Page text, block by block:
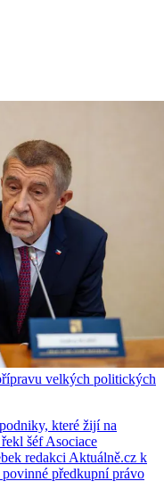
velkých politických
které žijí na
šéf Asociace
redakci Aktuálně.cz k
předkupní právo